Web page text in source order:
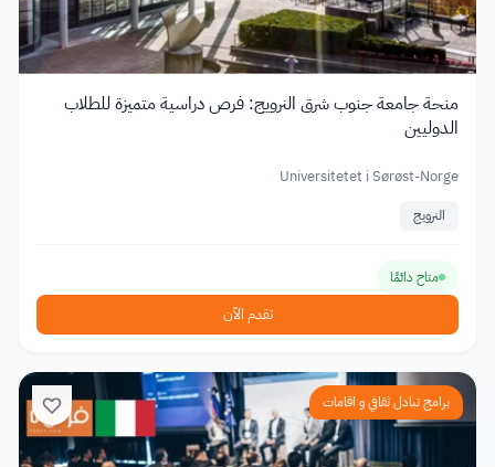
منحة جامعة جنوب شرق النرويج: فرص دراسية متميزة للطلاب
الدوليين
Universitetet i Sørøst-Norge
النرويج
متاح دائمًا
تقدم الآن
برامج تبادل ثقافي و اقامات